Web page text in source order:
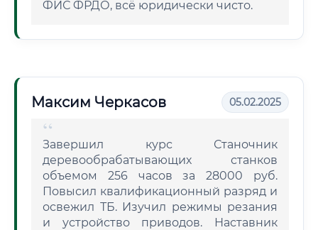
ФИС ФРДО, всё юридически чисто.
Максим Черкасов 05.02.2025
Завершил курс Станочник
деревообрабатывающих станков
объемом 256 часов за 28000 руб.
Повысил квалификационный разряд и
освежил ТБ. Изучил режимы резания
и устройство приводов. Наставник